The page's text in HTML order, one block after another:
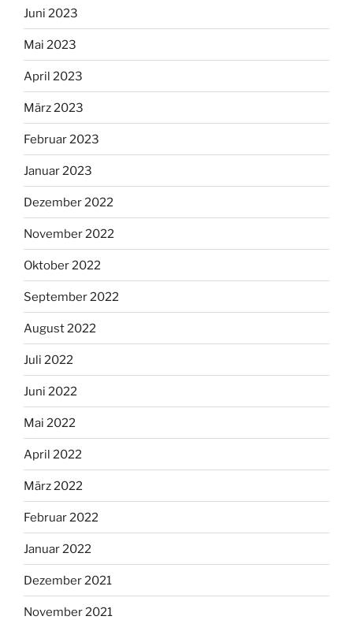
Juni 2023
Mai 2023
April 2023
März 2023
Februar 2023
Januar 2023
Dezember 2022
November 2022
Oktober 2022
September 2022
August 2022
Juli 2022
Juni 2022
Mai 2022
April 2022
März 2022
Februar 2022
Januar 2022
Dezember 2021
November 2021